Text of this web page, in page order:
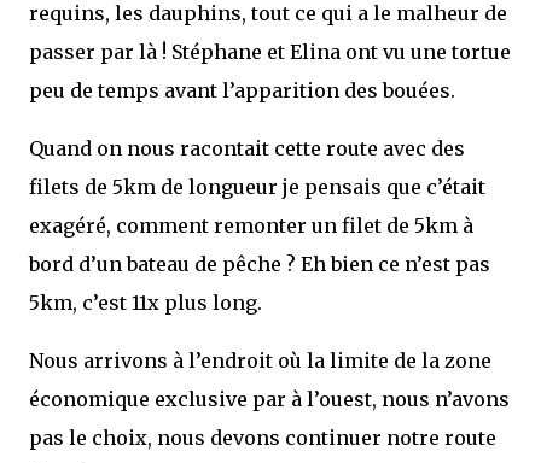
requins, les dauphins, tout ce qui a le malheur de
passer par là ! Stéphane et Elina ont vu une tortue
peu de temps avant l’apparition des bouées.
Quand on nous racontait cette route avec des
filets de 5km de longueur je pensais que c’était
exagéré, comment remonter un filet de 5km à
bord d’un bateau de pêche ? Eh bien ce n’est pas
5km, c’est 11x plus long.
Nous arrivons à l’endroit où la limite de la zone
économique exclusive par à l’ouest, nous n’avons
pas le choix, nous devons continuer notre route